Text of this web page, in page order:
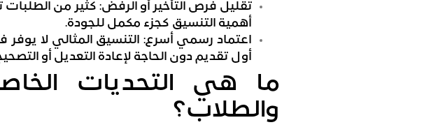
تقليل فرص التأخير أو الرفض: كثير من
أهمية التنسيق كجزء مكمل للجودة.
اعتماد رسمي أسرع: التنسيق المثالي لا
أول تقديم دون الحاجة لإعادة التعديل أو
ما هي التحديات
والطلاب؟